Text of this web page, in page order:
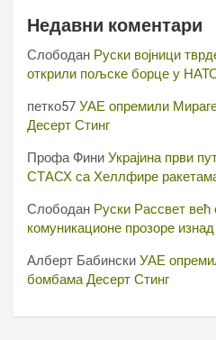
Недавни коментари
Слободан Руски војници
открили пољске борце у
петко57 УАЕ опремили
Десерт Стинг
Профа Фини Украјина први
СТАСХ са Хеллфире
Слободан Руски Рассвет већ
комуникационе прозоре изнад
Алберт Бабински УАЕ
бомбама Десерт Стинг